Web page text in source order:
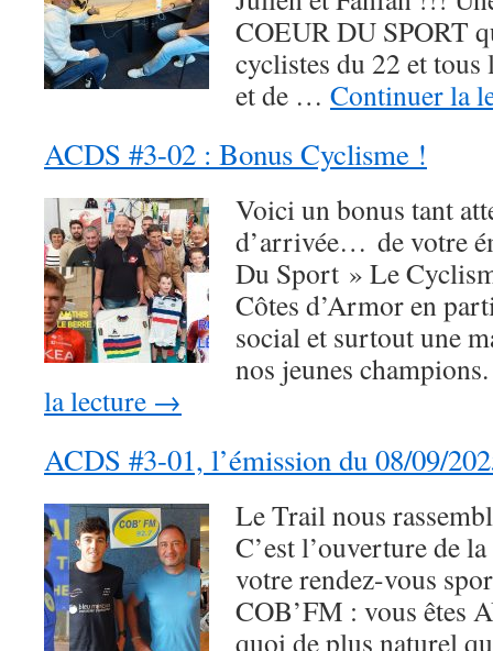
COEUR DU SPORT
cyclistes du 22 et tous
et de … Continuer la
ACDS #3-02 : Bonus Cyclisme !
Voici un bonus tant
d’arrivée… de votre
Du Sport » Le
Côtes d’Armor en
social et surtout une
nos jeunes
la lecture →
ACDS #3-01, l’émission du 08/09/
Le Trail nous
C’est l’ouverture de
votre rendez-vous
COB’FM : vous êtes
quoi de plus naturel